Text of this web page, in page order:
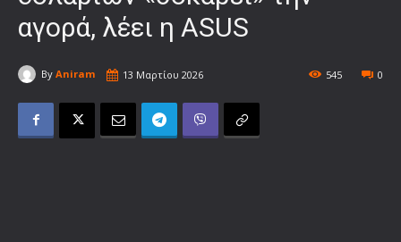
αγορά, λέει η ASUS
By Aniram 13 Μαρτίου 2026 0
545